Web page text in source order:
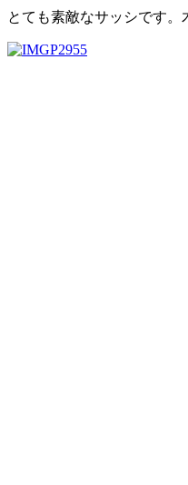
とても素敵なサッシです。